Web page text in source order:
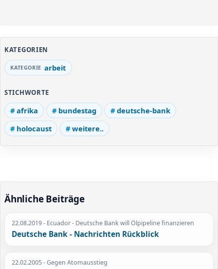
KATEGORIEN
arbeit
STICHWORTE
afrika bundestag
deutsche-bank
holocaust
weitere..
Ähnliche Beiträge
22.08.2019- Ecuador - Deutsche Bank will Ölpipeline finanzieren
Deutsche Bank - Nachrichten Rückblick
22.02.2005- Gegen Atomausstieg